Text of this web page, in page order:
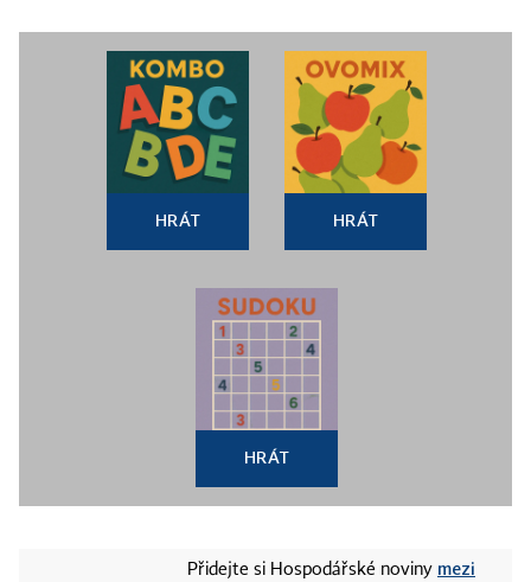
HRÁT HRÁT
HRÁT
Přidejte si Hospodářské noviny mezi